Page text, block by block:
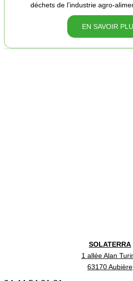
déchets de l’industrie agro-
EN SAVOIR
SOLATERRA
1 allée Alan
63170 Aubière